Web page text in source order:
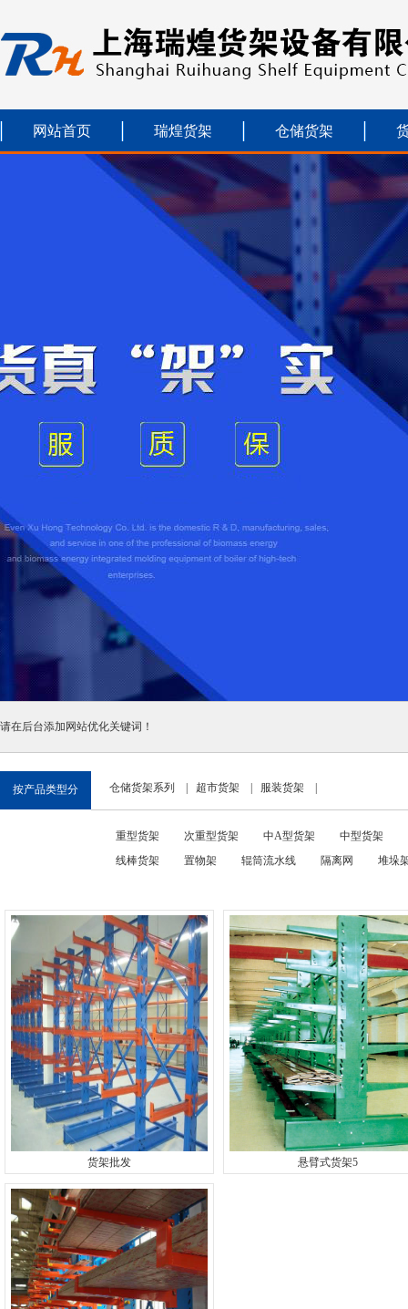
网站首页 瑞煌货架 仓储货架
请在后台添加网站优化关键词！
按产品类型分 仓储货架系列 超市货架 服装货架
重型货架 次重型货架 中A型货架
中型货架
线棒货架
置物架 辊筒流水线 隔离网 堆垛
货架批发 悬臂式货架5